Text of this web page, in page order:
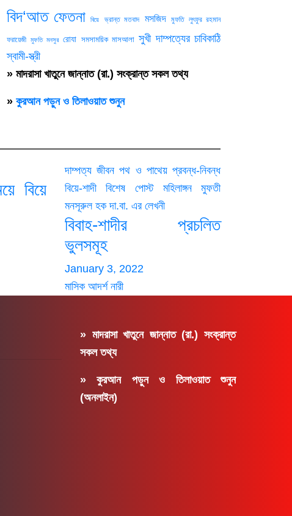
বিদ‘আত ফেতনা বিয়ে ভ্রান্ত মতবাদ মসজিদ মুফতি লুৎফুর রহমান
ফরায়েজী মুফতি মনসুর রোযা সমসাময়িক মাসআলা সুখী দাম্পত্যের চাবিকাঠি
স্বামী-স্ত্রী
» মাদরাসা খাতুনে জান্নাত (রা.) সংক্রান্ত সকল তথ্য
» কুরআন পড়ুন ও তিলাওয়াত শুনুন
বিয়ে
দাম্পত্য জীবন পথ ও পাথেয় প্রবন্ধ-নিবন্ধ
বিয়ে-শাদী
বিশেষ পোস্ট মহিলাঙ্গন
মুফতী
মনসূরুল হক দা.বা. এর লেখনী
বিবাহ-শাদীর প্রচলিত
ভুলসমূহ
January 3, 2022
মাসিক আদর্শ নারী
» মাদরাসা খাতুনে জান্নাত (রা.) সংক্রান্ত
সকল তথ্য
» কুরআন পড়ুন ও তিলাওয়াত শুনুন
(অনলাইন)